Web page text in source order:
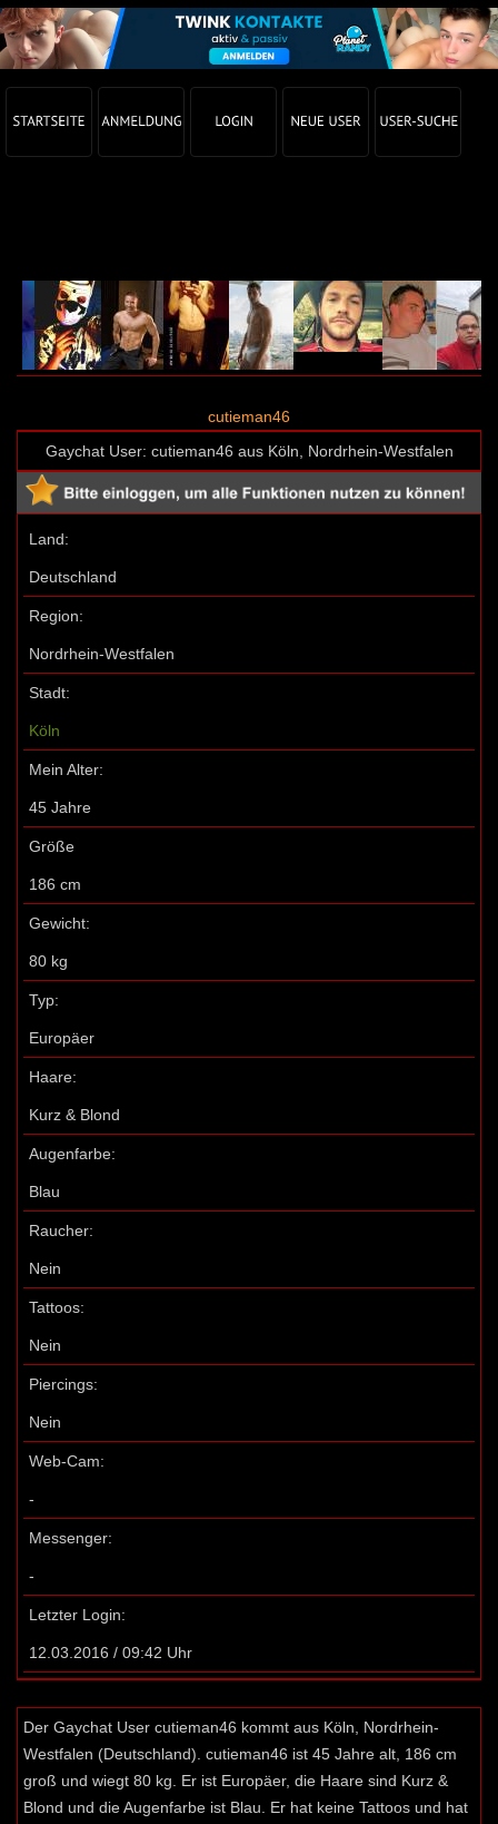
cutieman46
Gaychat User: cutieman46 aus Köln, Nordrhein-Westfalen
Land:
Deutschland
Region:
Nordrhein-Westfalen
Stadt:
Köln
Mein Alter:
45 Jahre
Größe
186 cm
Gewicht:
80 kg
Typ:
Europäer
Haare:
Kurz & Blond
Augenfarbe:
Blau
Raucher:
Nein
Tattoos:
Nein
Piercings:
Nein
Web-Cam:
-
Messenger:
-
Letzter Login:
12.03.2016 / 09:42 Uhr
Der Gaychat User cutieman46 kommt aus Köln, Nordrhein-
Westfalen (Deutschland). cutieman46 ist 45 Jahre alt, 186 cm
groß und wiegt 80 kg. Er ist Europäer, die Haare sind Kurz &
Blond und die Augenfarbe ist Blau. Er hat keine Tattoos und hat